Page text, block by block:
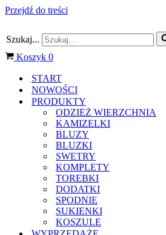
Przejdź do treści
Szukaj...
Koszyk 0
START
NOWOŚCI
PRODUKTY
ODZIEŻ WIERZCHNIA
KAMIZELKI
BLUZY
BLUZKI
SWETRY
KOMPLETY
TOREBKI
DODATKI
SPODNIE
SUKIENKI
KOSZULE